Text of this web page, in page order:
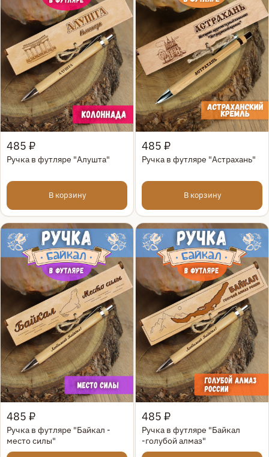
Быстрый просмотр
485 ₽
Ручка в футляре "Алушта"
В корзину
Быстрый просмотр
485 ₽
Ручка в футляре "Астрахань"
В корзину
Быстрый просмотр
485 ₽
Ручка в футляре "Байкал -
место силы"
Быстрый просмотр
485 ₽
Ручка в футляре "Байкал
-голубой алмаз"